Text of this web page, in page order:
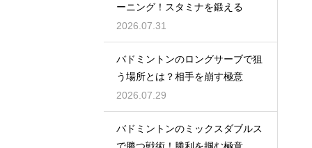
ーニング！スタミナを鍛える
2026.07.31
バドミントンのロングサーブで狙
う場所とは？相手を崩す極意
2026.07.29
バドミントンのミックスダブルス